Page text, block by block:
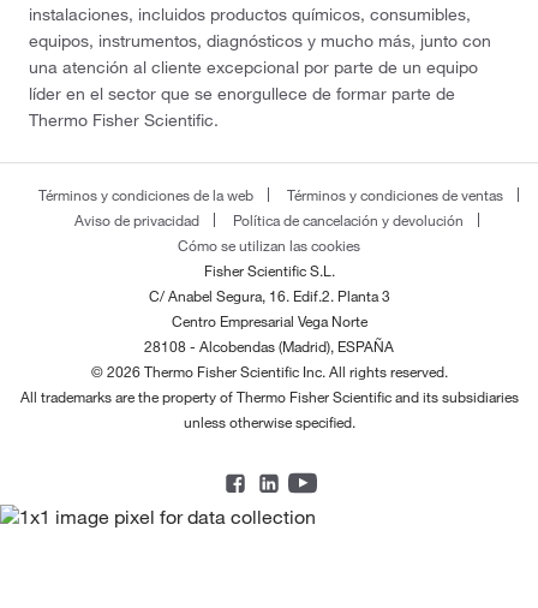
instalaciones, incluidos productos químicos, consumibles,
equipos, instrumentos, diagnósticos y mucho más, junto con
una atención al cliente excepcional por parte de un equipo
líder en el sector que se enorgullece de formar parte de
Thermo Fisher Scientific.
Términos y condiciones de la web
Términos y condiciones de ventas
Aviso de privacidad
Política de cancelación y devolución
Cómo se utilizan las cookies
Fisher Scientific S.L.
C/ Anabel Segura, 16. Edif.2. Planta 3
Centro Empresarial Vega Norte
28108 - Alcobendas (Madrid), ESPAÑA
© 2026 Thermo Fisher Scientific Inc. All rights reserved.
All trademarks are the property of Thermo Fisher Scientific and its subsidiaries
unless otherwise specified.